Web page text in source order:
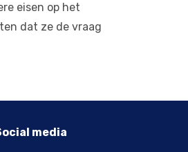
eisen op het
dat ze de vraag
media